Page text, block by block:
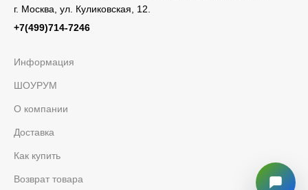
г. Москва, ул. Куликовская, 12.
+7(499)714-7246
Информация
ШОУРУМ
О компании
Доставка
Как купить
Возврат товара